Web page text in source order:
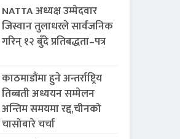
NATTA अध्यक्ष उम्मेदवार
जिस्वान तुलाधरले सार्वजनिक
गरिन् १२ बुँदे प्रतिबद्धता–पत्र
काठमाडौंमा हुने अन्तर्राष्ट्रिय
तिब्बती अध्ययन सम्मेलन
अन्तिम समयमा रद्द,चीनको
चासोबारे चर्चा